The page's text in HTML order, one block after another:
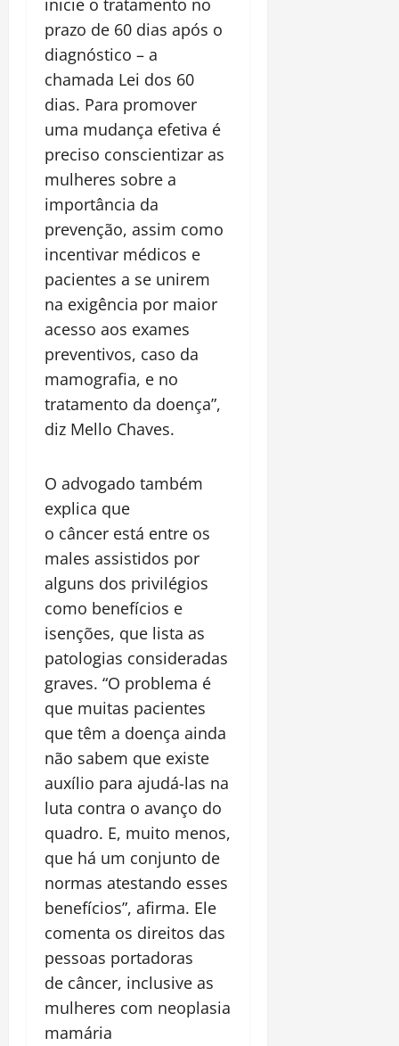
inicie o tratamento no
prazo de 60 dias após o
diagnóstico – a
chamada Lei dos 60
dias. Para promover
uma mudança efetiva é
preciso conscientizar as
mulheres sobre a
importância da
prevenção, assim como
incentivar médicos e
pacientes a se unirem
na exigência por maior
acesso aos exames
preventivos, caso da
mamografia, e no
tratamento da doença”,
diz Mello Chaves.
O advogado também
explica que
o câncer está entre os
males assistidos por
alguns dos privilégios
como benefícios e
isenções, que lista as
patologias consideradas
graves. “O problema é
que muitas pacientes
que têm a doença ainda
não sabem que existe
auxílio para ajudá-las na
luta contra o avanço do
quadro. E, muito menos,
que há um conjunto de
normas atestando esses
benefícios”, afirma. Ele
comenta os direitos das
pessoas portadoras
de câncer, inclusive as
mulheres com neoplasia
mamária